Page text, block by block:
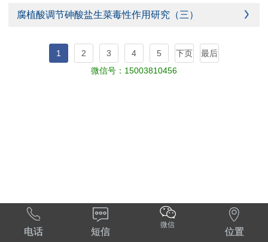

腐植酸调节砷酸盐生菜毒性作用研究（三）
1 2 3 4 5 下页
最后
微信号： 15003810456

电话

短信
微信

位置